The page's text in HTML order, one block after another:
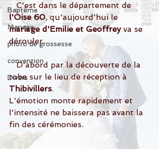
Baptême
Mariage
photo de grossesse
convention
Divers
   C'est dans le département de
l'Oise 60, qu'aujourd'hui le
mariage d'Emilie et Geoffrey va se
dérouler.
   D'abord par la découverte de la
robe sur le lieu de réception à
Thibivillers.
L'émotion monte rapidement et
l'intensité ne baissera pas avant la
fin des cérémonies.